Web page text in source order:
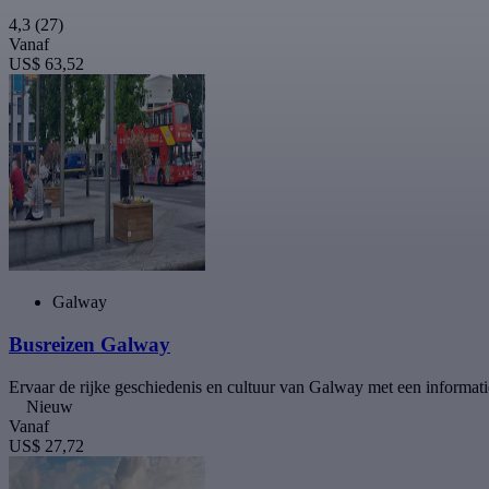
4,3 (27)
Vanaf
US$ 63,52
Galway
Busreizen Galway
Ervaar de rijke geschiedenis en cultuur van Galway met een
Nieuw
Vanaf
US$ 27,72